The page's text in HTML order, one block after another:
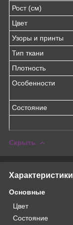
Рост (см)
Цвет
Узоры и принты
Тип ткани
Плотность
Особенности
Состояние
Скрыть
Характеристики
Основные
Цвет
Состояние